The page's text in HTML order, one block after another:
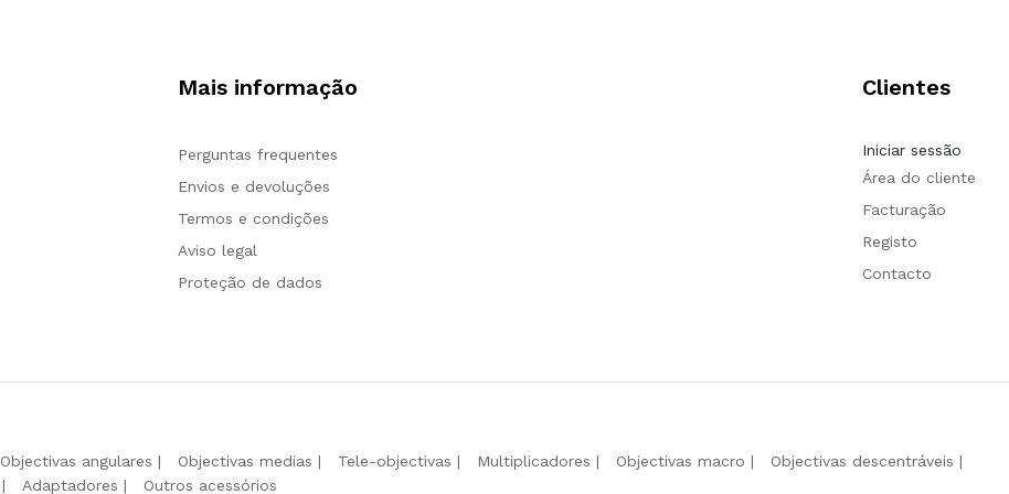
Mais informação
Perguntas frequentes
Envios e devoluções
Termos e condições
Aviso legal
Proteção de dados
Clientes
Iniciar sessão
Área do cliente
Facturação
Registo
Contacto
Objectivas angulares Objectivas medias Tele-objectivas Multiplicadores Objectivas macro
Objectivas descentráveis
Adaptadores Outros acessórios